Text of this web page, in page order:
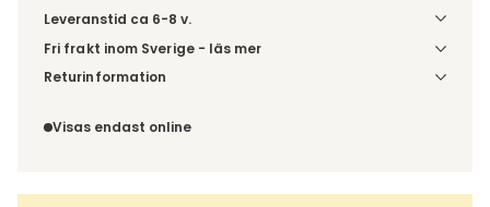
Leveranstid ca 6-8 v.
Fri frakt inom Sverige - läs mer
Denna vara skickas till din port/tomtgräns. Innan leverans
ordern tillsammans.
Returinformation
inte av ångerrätten.
Visas endast online